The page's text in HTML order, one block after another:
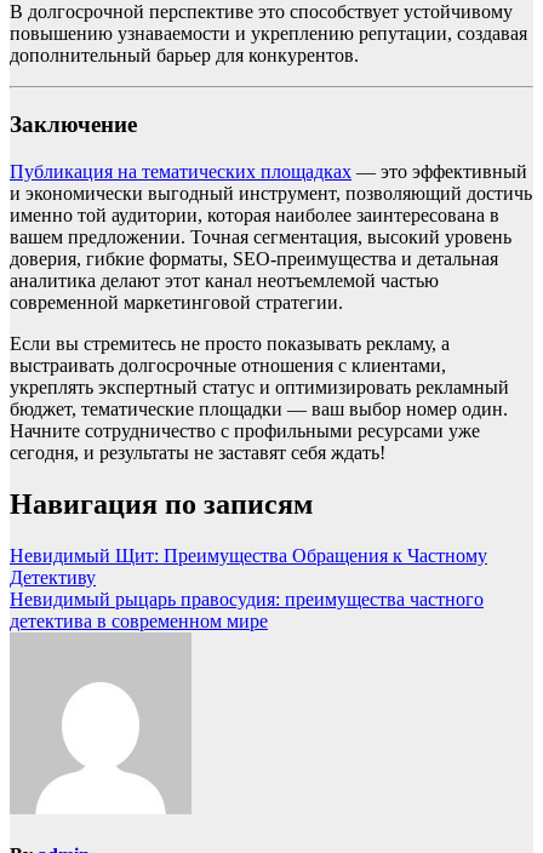
В долгосрочной перспективе это способствует устойчивому
повышению узнаваемости и укреплению репутации, создавая
дополнительный барьер для конкурентов.
Заключение
Публикация на тематических площадках — это эффективный
и экономически выгодный инструмент, позволяющий достичь
именно той аудитории, которая наиболее заинтересована в
вашем предложении. Точная сегментация, высокий уровень
доверия, гибкие форматы, SEO-преимущества и детальная
аналитика делают этот канал неотъемлемой частью
современной маркетинговой стратегии.
Если вы стремитесь не просто показывать рекламу, а
выстраивать долгосрочные отношения с клиентами,
укреплять экспертный статус и оптимизировать рекламный
бюджет, тематические площадки — ваш выбор номер один.
Начните сотрудничество с профильными ресурсами уже
сегодня, и результаты не заставят себя ждать!
Навигация по записям
Невидимый Щит: Преимущества Обращения к Частному
Детективу
Невидимый рыцарь правосудия: преимущества частного
детектива в современном мире